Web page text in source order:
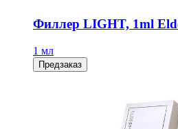
Филлер LIGHT, 1ml
1 мл
Предзаказ